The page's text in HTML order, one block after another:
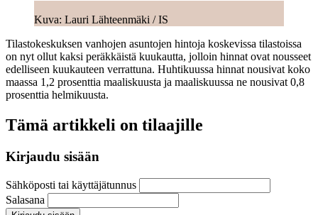
Kuva: Lauri Lähteenmäki / IS
Tilastokeskuksen vanhojen asuntojen hintoja koskevissa tilastoissa
on nyt ollut kaksi peräkkäistä kuukautta, jolloin hinnat ovat nousseet
edelliseen kuukauteen verrattuna. Huhtikuussa hinnat nousivat koko
maassa 1,2 prosenttia maaliskuusta ja maaliskuussa ne nousivat 0,8
prosenttia helmikuusta.
Tämä artikkeli on tilaajille
Kirjaudu sisään
Sähköposti tai käyttäjätunnus
Salasana